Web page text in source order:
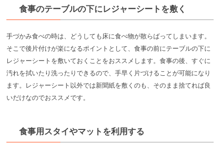
食事のテーブルの下にレジャーシートを敷く
手づかみ食べの時は、どうしても床に食べ物が散らばってしまいます。
そこで後片付けが楽になるポイントとして、食事の前にテーブルの下に
レジャーシートを敷いておくことをおススメします。食事の後、すぐに
汚れを拭いたり洗ったりできるので、手早く片づけることが可能になり
ます。レジャーシート以外では新聞紙を敷くのも、そのまま捨てれば良
いだけなのでおススメです。
食事用スタイやマットを利用する